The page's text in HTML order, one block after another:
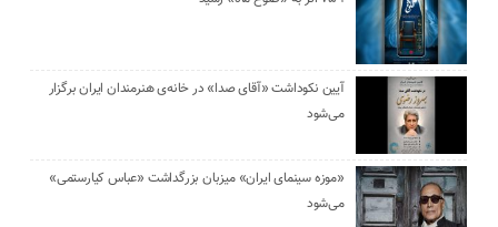
آیین نکوداشت «آقای صدا» در خانه‌ی هنرمندان ایران برگزار
می‌شود
«موزه سینمای ایران» میزبان بزرگداشت «عباس کیارستمی»
می‌شود